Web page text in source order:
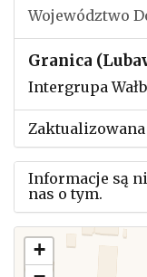
Województwo
Granica
Intergrupa
Zaktualizowana
Informacje są
nas o tym.
Użyj tego
zmianach w
+